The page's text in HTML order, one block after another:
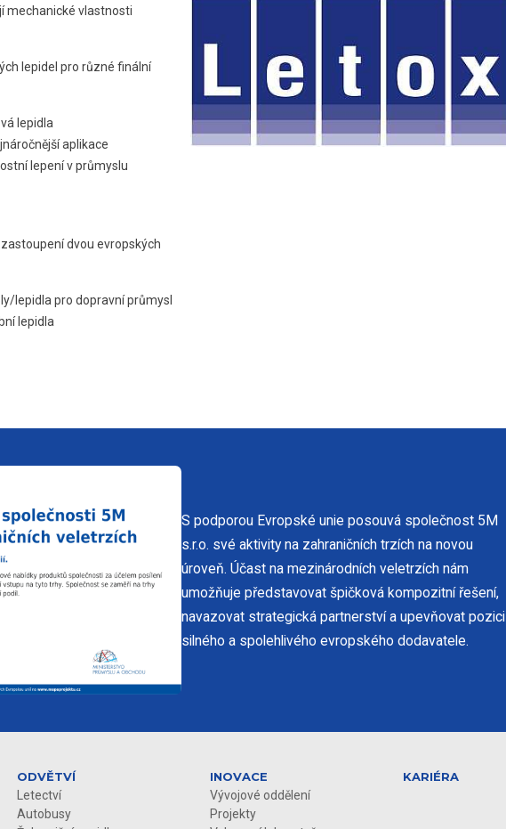
mechanické vlastnosti
lepidel pro různé finální
lepidla
aplikace
lepení v průmyslu
dvou evropských
lepidla pro dopravní průmysl
lepidla
S podporou Evropské unie posouvá společnost 5M
s.r.o. své aktivity na zahraničních trzích na novou
úroveň. Účast na mezinárodních veletrzích nám
umožňuje představovat špičková kompozitní řešení,
navazovat strategická partnerství a upevňovat pozici
silného a spolehlivého evropského dodavatele.
ODVĚTVÍ
Letectví
Autobusy
INOVACE
Vývojové oddělení
Projekty
KARIÉRA